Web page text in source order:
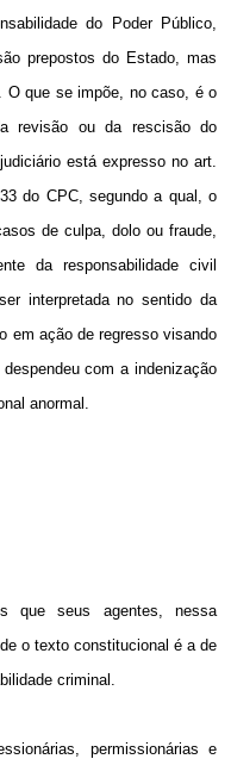
do Poder Público,
prepostos do Estado, mas
O que se impõe, no caso, é o
revisão ou da rescisão do
está expresso no art.
do CPC, segundo a qual, o
de culpa, dolo ou fraude,
da responsabilidade civil
interpretada no sentido da
em ação de regresso visando
com a indenização
anormal.
que seus agentes, nessa
o texto constitucional é a de
criminal.
permissionárias e